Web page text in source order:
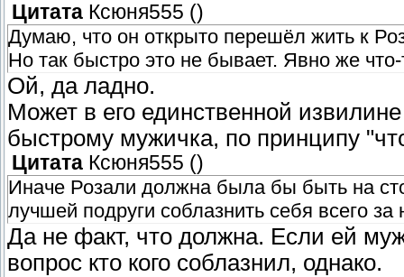
Цитата Ксюня555 ()
Думаю, что он открыто перешёл жить к
Но так быстро это не бывает. Явно же
Ой, да ладно.
Может в его единственной
быстрому мужичка, по принципу
Цитата Ксюня555 ()
Иначе Розали должна была бы быть на
лучшей подруги соблазнить себя всего
Да не факт, что должна. Если ей
вопрос кто кого соблазнил, однако.